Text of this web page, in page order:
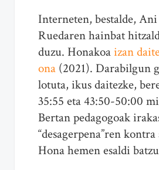
Interneten, bestalde, Ani
Ruedaren hainbat
duzu. Honakoaizan
ona (2021). Darabilgun
lotuta, ikus daitezke,
35:55 eta 43:50-50:00
Bertan pedagogoak
“desagerpena”ren
Hona hemen esaldi